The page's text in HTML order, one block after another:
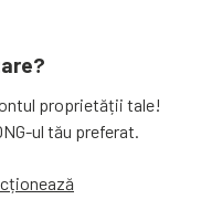
proprietății tale!
ul tău preferat.